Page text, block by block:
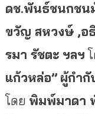
ดช.พันธ์ชนกชน
ขวัญ สหวงษ์ ,อ
รมา รัชตะ ฯลฯ
แก้วหล่อ” ผู้กำกั
โดย พิมพ์มาดา